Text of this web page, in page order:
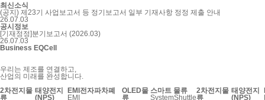
최신소식
(공지) 제23기 사업보고서 등 정기보고서 일부 기재사항 정정 제출 안내
26.07.03
공시정보
[기재정정]분기보고서 (2026.03)
26.07.03
Business EQCell
우리는 제조를 연결하고,
산업의 미래를 완성합니다.
2차전지물
류
태양전지
(NPS)
EMI전자파차폐
EMI
OLED물
류
스마트 물류
SystemShuttle
2차전지물
류
태양전지
(NPS)